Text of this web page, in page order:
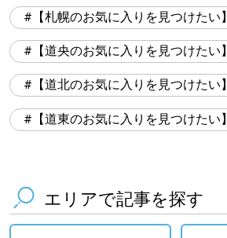
【札幌のお気に入りを見つけたい】
【道央のお気に入りを見つけたい】
【道北のお気に入りを見つけたい】
【道東のお気に入りを見つけたい】
エリアで記事を探す